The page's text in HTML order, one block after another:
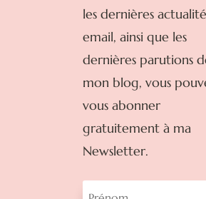
les dernières
email, ainsi que les
dernières parutions
mon blog, vous
vous abonner
gratuitement à ma
Newsletter.